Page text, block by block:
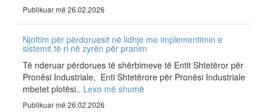
Publikuar më 26.02.2026
Njoftim për përdoruesit në lidhje me implementimin e
sistemit të ri në zyrën për pranim
Të nderuar përdorues të shërbimeve të Entit Shtetëror për
Pronësi Industriale, Enti Shtetërore për Pronësi Industriale
mbetet plotësi.. Lexo më shumë
Publikuar më 26.02.2026